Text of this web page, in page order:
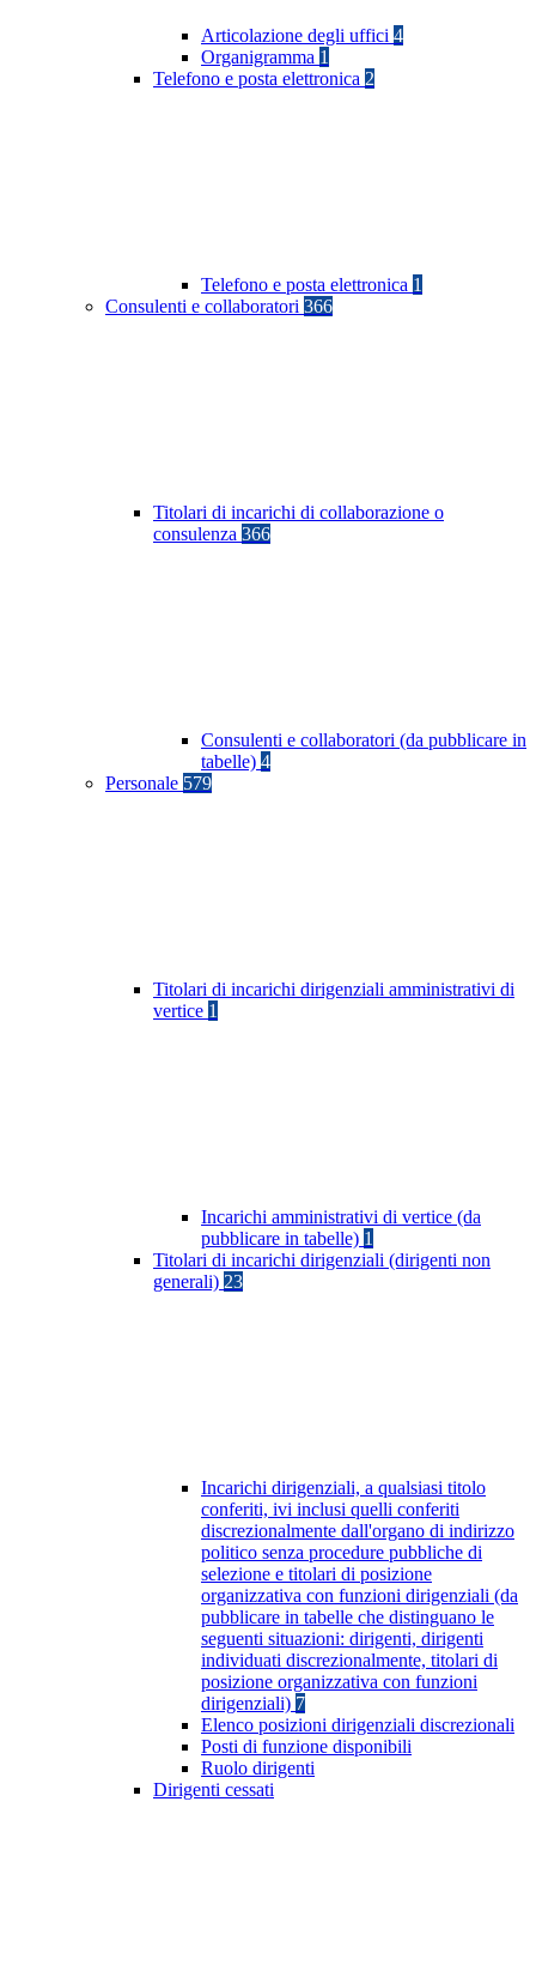
Articolazione degli uffici 4
Organigramma 1
Telefono e posta elettronica 2
Telefono e posta elettronica 1
Consulenti e collaboratori 366
Titolari di incarichi di collaborazione o
consulenza 366
Consulenti e collaboratori (da pubblicare in
tabelle) 4
Personale 579
Titolari di incarichi dirigenziali amministrativi di
vertice 1
Incarichi amministrativi di vertice (da
pubblicare in tabelle) 1
Titolari di incarichi dirigenziali (dirigenti non
generali) 23
Incarichi dirigenziali, a qualsiasi titolo
conferiti, ivi inclusi quelli conferiti
discrezionalmente dall'organo di indirizzo
politico senza procedure pubbliche di
selezione e titolari di posizione
organizzativa con funzioni dirigenziali (da
pubblicare in tabelle che distinguano le
seguenti situazioni: dirigenti, dirigenti
individuati discrezionalmente, titolari di
posizione organizzativa con funzioni
dirigenziali) 7
Elenco posizioni dirigenziali discrezionali
Posti di funzione disponibili
Ruolo dirigenti
Dirigenti cessati